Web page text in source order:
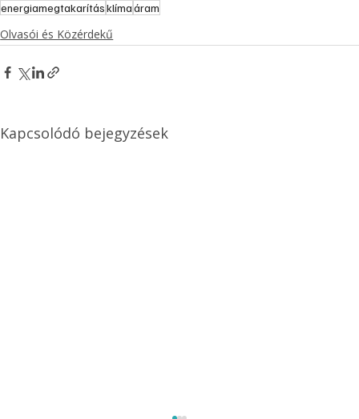
energiamegtakarításklímaáram
Olvasói és Közérdekű
Kapcsolódó bejegyzések